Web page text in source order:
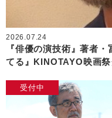
2026.07.24
『俳優の演技術』著者
てる』KINOTAYO映画
受付中